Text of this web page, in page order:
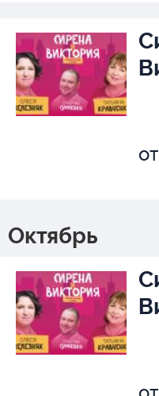
антрактом
Режиссер —
от
Октябрь